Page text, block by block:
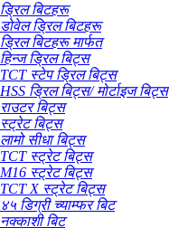
ड्रिल बिटहरू
डोवेल ड्रिल बिटहरू
ड्रिल बिटहरू मार्फत
हिन्ज ड्रिल बिट्स
TCT स्टेप ड्रिल बिट्स
HSS ड्रिल बिट्स/ मोर्टाइज बिट्स
राउटर बिट्स
स्ट्रेट बिट्स
लामो सीधा बिट्स
TCT स्ट्रेट बिट्स
M16 स्ट्रेट बिट्स
TCT X स्ट्रेट बिट्स
४५ डिग्री च्याम्फर बिट
नक्काशी बिट